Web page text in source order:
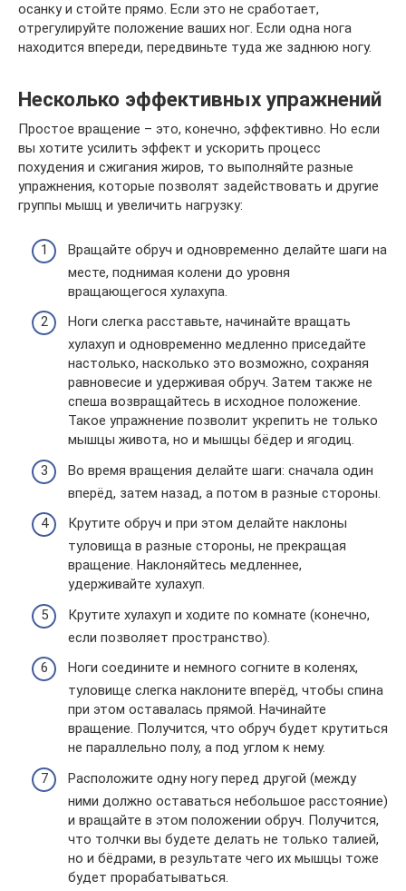
осанку и стойте прямо. Если это не сработает,
отрегулируйте положение ваших ног. Если одна нога
находится впереди, передвиньте туда же заднюю ногу.
Несколько эффективных упражнений
Простое вращение – это, конечно, эффективно. Но если
вы хотите усилить эффект и ускорить процесс
похудения и сжигания жиров, то выполняйте разные
упражнения, которые позволят задействовать и другие
группы мышц и увеличить нагрузку:
Вращайте обруч и одновременно делайте шаги на
месте, поднимая колени до уровня
вращающегося хулахупа.
Ноги слегка расставьте, начинайте вращать
хулахуп и одновременно медленно приседайте
настолько, насколько это возможно, сохраняя
равновесие и удерживая обруч. Затем также не
спеша возвращайтесь в исходное положение.
Такое упражнение позволит укрепить не только
мышцы живота, но и мышцы бёдер и ягодиц.
Во время вращения делайте шаги: сначала один
вперёд, затем назад, а потом в разные стороны.
Крутите обруч и при этом делайте наклоны
туловища в разные стороны, не прекращая
вращение. Наклоняйтесь медленнее,
удерживайте хулахуп.
Крутите хулахуп и ходите по комнате (конечно,
если позволяет пространство).
Ноги соедините и немного согните в коленях,
туловище слегка наклоните вперёд, чтобы спина
при этом оставалась прямой. Начинайте
вращение. Получится, что обруч будет крутиться
не параллельно полу, а под углом к нему.
Расположите одну ногу перед другой (между
ними должно оставаться небольшое расстояние)
и вращайте в этом положении обруч. Получится,
что толчки вы будете делать не только талией,
но и бёдрами, в результате чего их мышцы тоже
будет прорабатываться.